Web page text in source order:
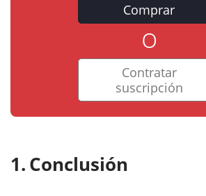
Comprar
o
Contratar
suscripción
Conclusión